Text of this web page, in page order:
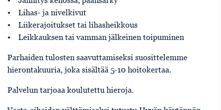
• Lihas- ja nivelkivut
• Liikerajoitukset tai lihasheikkous
• Leikkauksen tai vamman jälkeinen toipuminen
Parhaiden tulosten saavuttamiseksi suosittelemme
hierontakuuria, joka sisältää 5-10 hoitokertaa.
Palvelun tarjoaa koulutettu hieroja.